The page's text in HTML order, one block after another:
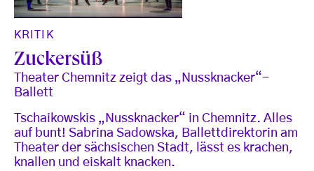
KRITIK
Zuckersüß
Theater Chemnitz zeigt das „Nussknacker“-
Ballett
Tschaikowskis „Nussknacker“ in Chemnitz. Alles
auf bunt! Sabrina Sadowska, Ballettdirektorin am
Theater der sächsischen Stadt, lässt es krachen,
knallen und eiskalt knacken.